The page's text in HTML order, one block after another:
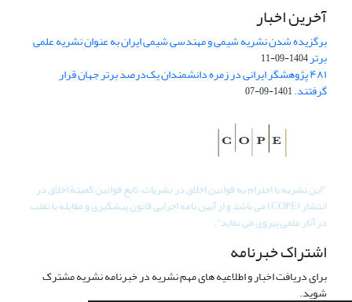
آخرین اخبار
برگزیده شدن نشریه شیمی و مهندسی شیمی ایران به عنوان نشریه علمی
برتر1404-09-11
۴۸۱ پژوهشگر ایرانی در زمره دانشمندان یک‌درصد برتر جهان قرار
گرفتند.1401-09-07
"این نشریه با احترام به قوانین اخلاق در نشریات، تابع قوانین کمیتۀ اخلاق در
انتشار (COPE) می باشد و از آیین نامه اجرایی قانون پیشگیری و مقابله با تقلب
در آثار علمی پیروی می نماید".
اشتراک خبرنامه
برای دریافت اخبار و اطلاعیه های مهم نشریه در خبرنامه نشریه مشترک
شوید.